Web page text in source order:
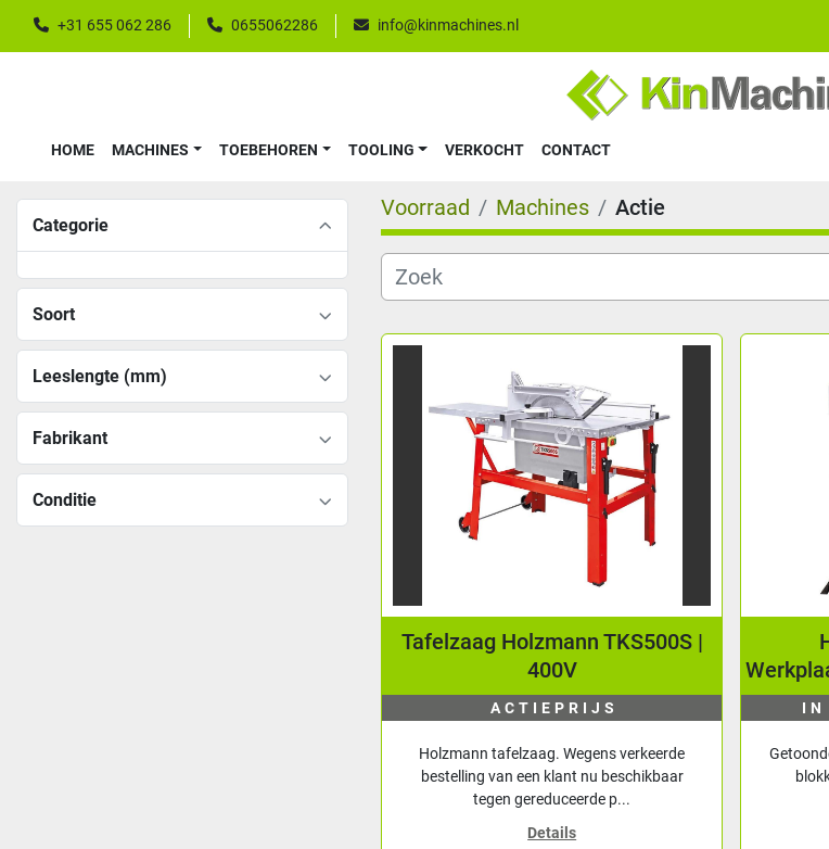
+31 655 062 286 0655062286 info@kinmachines.nl
HOME MACHINES TOEBEHOREN TOOLING VERKOCHT CONTACT
Categorie
Soort
Leeslengte (mm)
Fabrikant
Conditie
Voorraad Machines Actie
Tafelzaag Holzmann TKS500S |
400V
ACTIEPRIJS
Holzmann tafelzaag. Wegens verkeerde
bestelling van een klant nu beschikbaar
tegen gereduceerde p...
Details
IN